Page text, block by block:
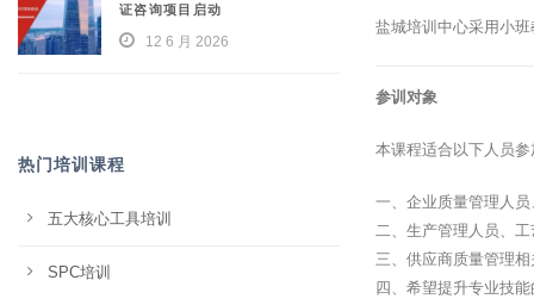
盐城培训中心采用小
参训对象
本课程适合以下人员参
一、企业质量管理人
二、生产管理人员、
三、供应商质量管理
四、希望提升专业技
证咨询项目启动
12 6 月 2026
热门培训课程
五大核心工具培训
SPC培训